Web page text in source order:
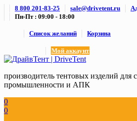
Skip8 800 201-83-25 sale@drivetent.ru
Пн-Пт : 09:00 - 18:00
Список желаний Корзина
Мой аккаунт
производитель тентовых изделий для
промышленности и АПК
0
0